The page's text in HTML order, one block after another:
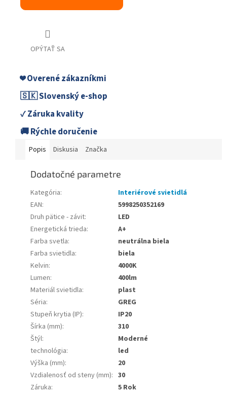
OPÝTAŤ SA
❤️ Overené zákazníkmi
🇸🇰 Slovenský e-shop
✓ Záruka kvality
🚚 Rýchle doručenie
Popis Diskusia Značka
Dodatočné parametre
Kategória:
Interiérové svietidlá
EAN:
5998250352169
Druh pätice - závit:
LED
Energetická trieda:
A+
Farba svetla:
neutrálna biela
Farba svietidla:
biela
Kelvin:
4000K
Lumen:
400lm
Materiál svietidla:
plast
Séria:
GREG
Stupeň krytia (IP):
IP20
Šírka (mm):
310
Štýl:
Moderné
technológia:
led
Výška (mm):
20
Vzdialenosť od steny (mm): 30
Záruka:
5 Rok